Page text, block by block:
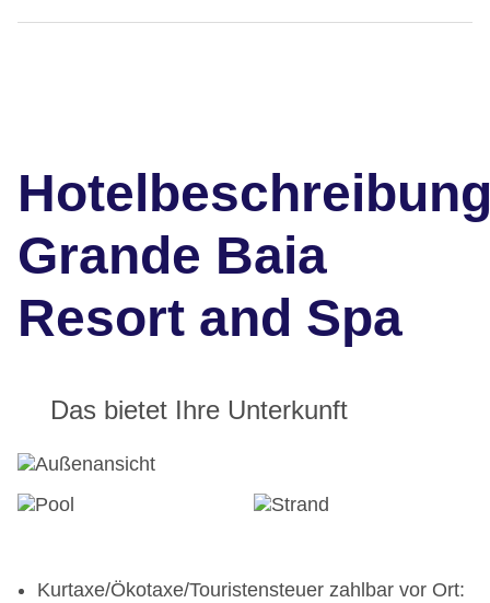
Grande Baia
Resort and Spa
Das bietet Ihre Unterkunft
Kurtaxe/Ökotaxe/Touristensteuer zahlbar vor Ort: